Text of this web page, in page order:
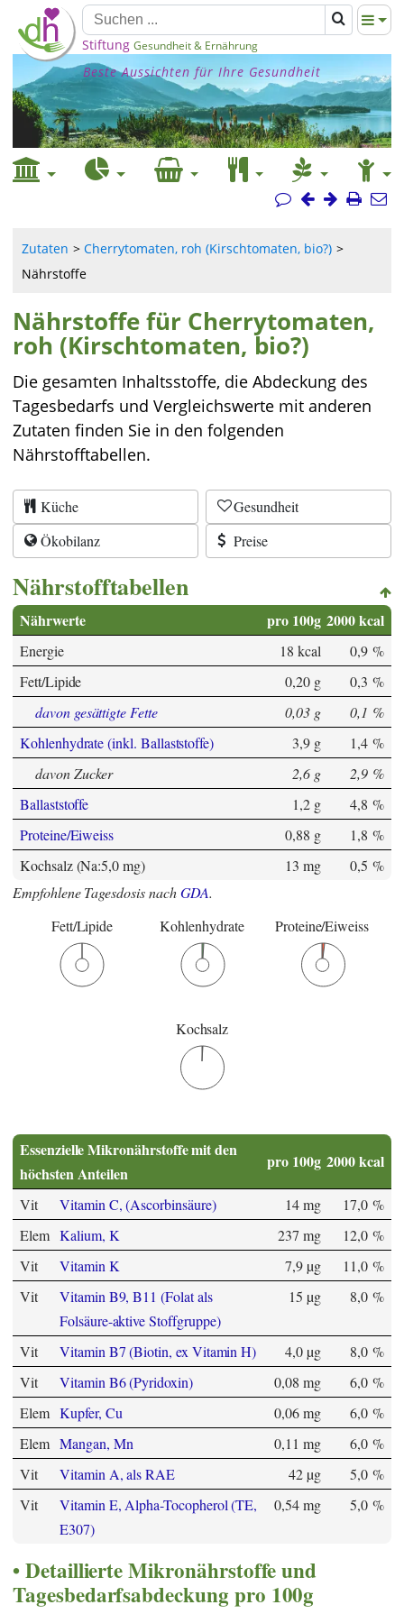
Stiftung Gesundheit & Ernährung
Beste Aussichten für Ihre Gesundheit
Zutaten
Cherrytomaten, roh (Kirschtomaten, bio?)
Nährstoffe
Nährstoffe für Cherrytomaten,
roh (Kirschtomaten, bio?)
Die gesamten Inhaltsstoffe, die Abdeckung des
Tagesbedarfs und Vergleichswerte mit anderen
Zutaten finden Sie in den folgenden
Nährstofftabellen.
Küche
Gesundheit
Ökobilanz
Preise
Nährstofftabellen
Nährwerte pro 100g 2000 kcal
Energie 18 kcal
0,9 %
Fett/Lipide
0,20 g
0,3 %
davon gesättigte Fette
0,03 g
0,1 %
Kohlenhydrate (inkl. Ballaststoffe)
3,9 g
1,4 %
davon Zucker
2,6 g
2,9 %
Ballaststoffe
1,2 g
4,8 %
Proteine/Eiweiss
0,88 g
1,8 %
Kochsalz (Na:5,0 mg)
13 mg
0,5 %
Empfohlene Tagesdosis nachGDA.
Fett/Lipide
Kohlenhydrate Proteine/Eiweiss
Kochsalz
Essenzielle Mikronährstoffe mit den
höchsten Anteilen
pro 100g 2000 kcal
Vit Vitamin C, (Ascorbinsäure) 14 mg
17,0 %
Elem Kalium, K 237 mg
12,0 %
Vit
Vitamin K 7,9 µg
11,0 %
Vit
Vitamin B9, B11 (Folat als
Folsäure-aktive Stoffgruppe)
15 µg 8,0 %
Vit Vitamin B7 (Biotin, ex Vitamin H) 4,0 µg
8,0 %
Vit
Vitamin B6 (Pyridoxin) 0,08 mg
6,0 %
Elem Kupfer, Cu 0,06 mg
6,0 %
Elem Mangan, Mn 0,11 mg
6,0 %
Vit
Vitamin A, als RAE 42 µg
5,0 %
Vit
Vitamin E, Alpha-Tocopherol (TE,
E307)
0,54 mg 5,0 %
Detaillierte Mikronährstoffe und
Tagesbedarfsabdeckung pro 100g